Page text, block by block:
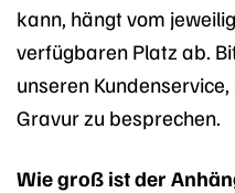
kann, hängt vom
verfügbaren Platz ab.
unseren
Gravur zu besprechen.
Wie groß ist der